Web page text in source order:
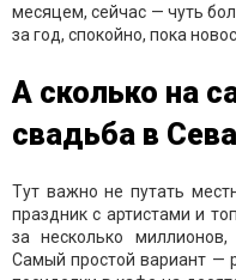
месяцем, сейчас — чуть
за год, спокойно, пока
А сколько на
свадьба в
Тут важно не путать
праздник с артистами и
за несколько
Самый простой вариант —